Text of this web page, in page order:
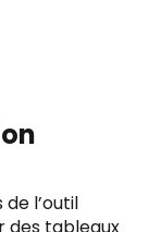
l’outil